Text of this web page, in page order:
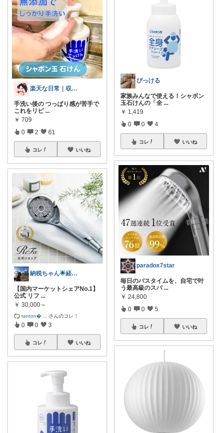
楽天な日常｜収納・掃除・時短ROOM
手洗い後の つっぱり感が苦手で
これをリピ ...
￥ 709
0 2 61
コレ いいね
納税ちゃん🌟経由購入★
【国内マーケットシェアNo.1】
公式 リフ ...
￥ 30,000～
tanton さんのコレ！
0 0 3
コレ いいね
ぴっける
家族みんなで使える！シャボン
玉石けんの「全 ...
￥ 1,419
0 0 4
コレ いいね
paradox7star
毎日のバスタイムを、自宅で叶
う最高級のスパ ...
￥ 24,800
0 0 5
コレ いいね